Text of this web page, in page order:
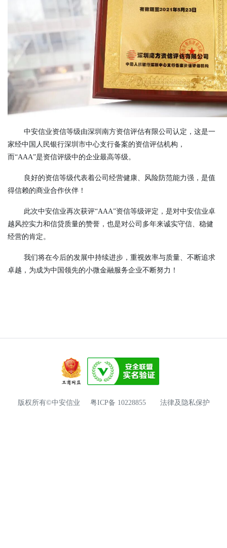
中安信业资信等级由深圳南方资信评估有限公司认定，这是一
家经中国人民银行深圳市中心支行备案的资信评估机构，
而“AAA”是资信评级中的企业最高等级。
良好的资信等级代表着公司经营健康、风险防范能力强，是值
得信赖的商业合作伙伴！
此次中安信业再次获评“AAA”资信等级评定，是对中安信业卓
越风控实力和信贷质量的赞誉，也是对公司多年来诚实守信、稳健
经营的肯定。
我们将在今后的发展中持续进步，重视效率与质量、不断追求
卓越，为成为中国领先的小微金融服务企业不断努力！
版权所有©中安信业 粤ICP备 10228855 法律及隐私保护